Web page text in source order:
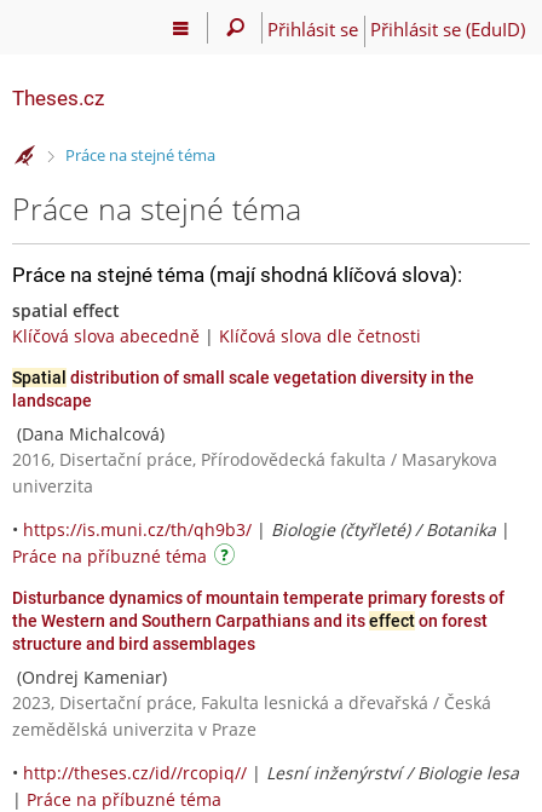
Přihlásit se Přihlásit se (EduID)
Theses.cz
>Práce na stejné téma
Práce na stejné téma
Práce na stejné téma (mají shodná klíčová slova):
spatial effect
Klíčová slova abecedně | Klíčová slova dle četnosti
Spatial distribution of small scale vegetation diversity in the
landscape
(Dana Michalcová)
2016, Disertační práce, Přírodovědecká fakulta / Masarykova
univerzita
• https://is.muni.cz/th/qh9b3/ | Biologie (čtyřleté) / Botanika |
Práce na příbuzné téma
Disturbance dynamics of mountain temperate primary forests of
the Western and Southern Carpathians and itseffecton forest
structure and bird assemblages
(Ondrej Kameniar)
2023, Disertační práce, Fakulta lesnická a dřevařská / Česká
zemědělská univerzita v Praze
• http://theses.cz/id//rcopiq// | Lesní inženýrství / Biologie lesa
| Práce na příbuzné téma